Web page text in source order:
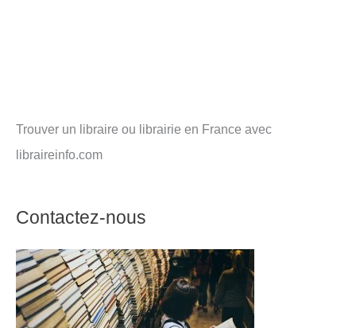
Trouver un libraire ou librairie en France avec
libraireinfo.com
Contactez-nous